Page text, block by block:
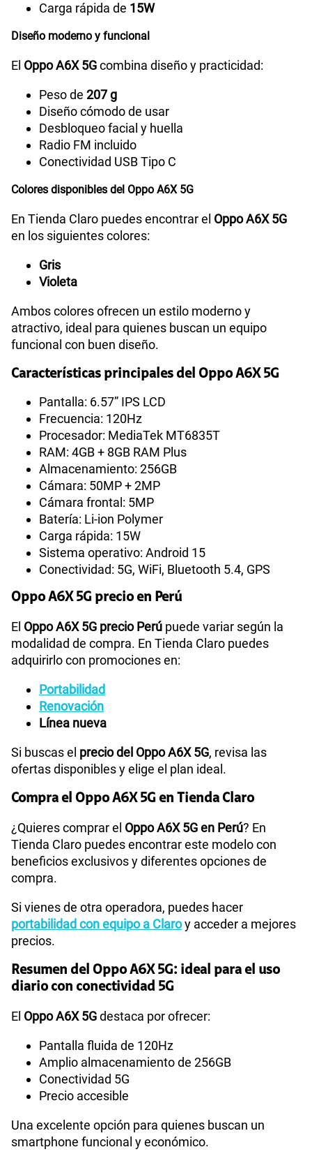
Carga rápida de 15W
Diseño moderno y funcional
El Oppo A6X 5Gcombina diseño y practicidad:
Peso de 207 g
Diseño cómodo de usar
Desbloqueo facial y huella
Radio FM incluido
Conectividad USB Tipo C
Colores disponibles del Oppo A6X 5G
En Tienda Claro puedes encontrar el Oppo A6X 5G
en los siguientes colores:
Gris
Violeta
Ambos colores ofrecen un estilo moderno y
atractivo, ideal para quienes buscan un equipo
funcional con buen diseño.
Características principales del Oppo A6X 5G
Pantalla: 6.57” IPS LCD
Frecuencia: 120Hz
Procesador: MediaTek MT6835T
RAM: 4GB + 8GB RAM Plus
Almacenamiento: 256GB
Cámara: 50MP + 2MP
Cámara frontal: 5MP
Batería: Li-ion Polymer
Carga rápida: 15W
Sistema operativo: Android 15
Conectividad: 5G, WiFi, Bluetooth 5.4, GPS
Oppo A6X 5G precio en Perú
El Oppo A6X 5G precio Perú puede variar según la
modalidad de compra. En Tienda Claro puedes
adquirirlo con promociones en:
Portabilidad
Renovación
Línea nueva
Si buscas el precio del Oppo A6X 5G, revisa las
ofertas disponibles y elige el plan ideal.
Compra el Oppo A6X 5G en Tienda Claro
¿Quieres comprar el Oppo A6X 5G en Perú? En
Tienda Claro puedes encontrar este modelo con
beneficios exclusivos y diferentes opciones de
compra.
Si vienes de otra operadora, puedes hacer
portabilidad con equipo a Claroy acceder a mejores
precios.
Resumen del Oppo A6X 5G: ideal para el uso
diario con conectividad 5G
El Oppo A6X 5Gdestaca por ofrecer:
Pantalla fluida de 120Hz
Amplio almacenamiento de 256GB
Conectividad 5G
Precio accesible
Una excelente opción para quienes buscan un
smartphone funcional y económico.